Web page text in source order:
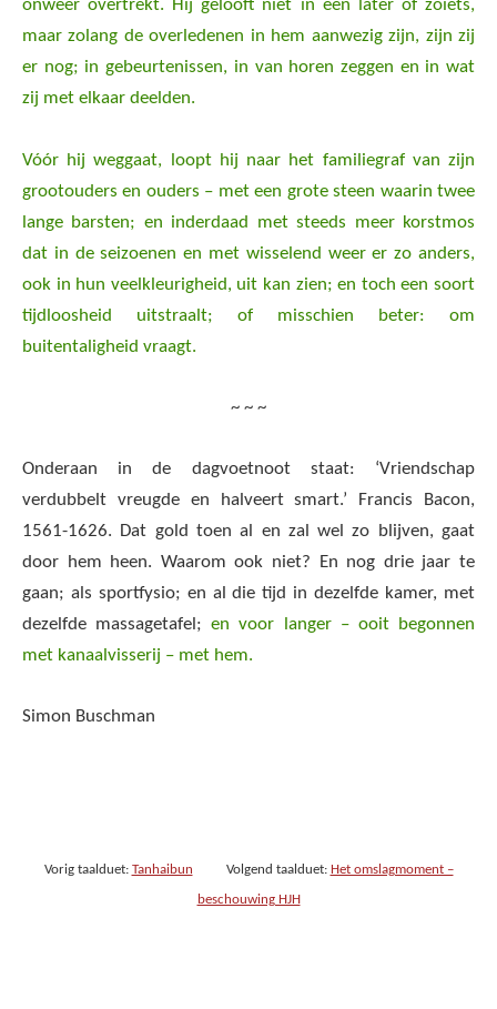
onweer overtrekt. Hij gelooft niet in een later of zoiets,
maar zolang de overledenen in hem aanwezig zijn, zijn zij
er nog; in gebeurtenissen, in van horen zeggen en in wat
zij met elkaar deelden.
Vóór hij weggaat, loopt hij naar het familiegraf van zijn
grootouders en ouders – met een grote steen waarin twee
lange barsten; en inderdaad met steeds meer korstmos
dat in de seizoenen en met wisselend weer er zo anders,
ook in hun veelkleurigheid, uit kan zien; en toch een soort
tijdloosheid uitstraalt; of misschien beter: om
buitentaligheid vraagt.
~ ~ ~
Onderaan in de dagvoetnoot staat: ‘Vriendschap
verdubbelt vreugde en halveert smart.’ Francis Bacon,
1561-1626. Dat gold toen al en zal wel zo blijven, gaat
door hem heen. Waarom ook niet? En nog drie jaar te
gaan; als sportfysio; en al die tijd in dezelfde kamer, met
dezelfde massagetafel; en voor langer – ooit begonnen
met kanaalvisserij – met hem.
Simon Buschman
Vorig taalduet: Tanhaibun Volgend taalduet: Het omslagmoment –
beschouwing HJH